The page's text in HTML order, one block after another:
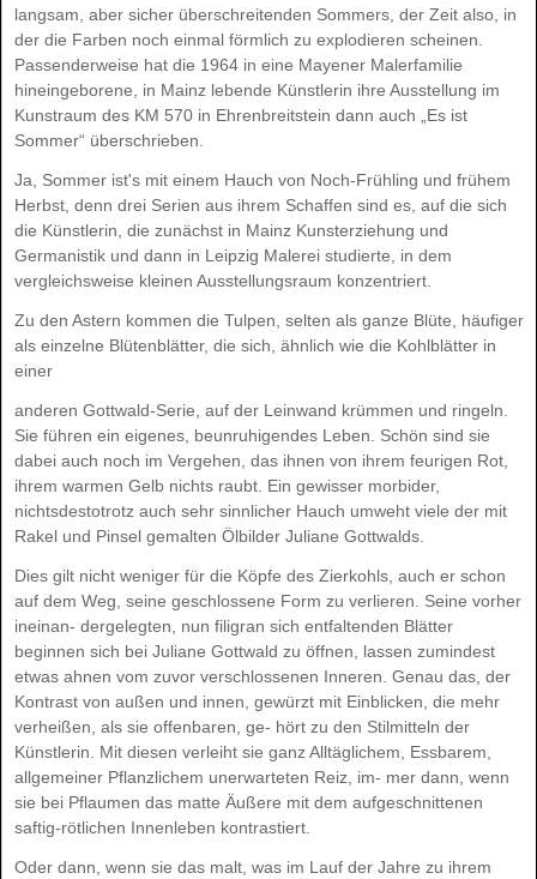
langsam, aber sicher überschreitenden Sommers, der Zeit also, in
der die Farben noch einmal förmlich zu explodieren scheinen.
Passenderweise hat die 1964 in eine Mayener Malerfamilie
hineingeborene, in Mainz lebende Künstlerin ihre Ausstellung im
Kunstraum des KM 570 in Ehrenbreitstein dann auch „Es ist
Sommer“ überschrieben.
Ja, Sommer ist's mit einem Hauch von Noch-Frühling und frühem
Herbst, denn drei Serien aus ihrem Schaffen sind es, auf die sich
die Künstlerin, die zunächst in Mainz Kunsterziehung und
Germanistik und dann in Leipzig Malerei studierte, in dem
vergleichsweise kleinen Ausstellungsraum konzentriert.
Zu den Astern kommen die Tulpen, selten als ganze Blüte, häufiger
als einzelne Blütenblätter, die sich, ähnlich wie die Kohlblätter in
einer
anderen Gottwald-Serie, auf der Leinwand krümmen und ringeln.
Sie führen ein eigenes, beunruhigendes Leben. Schön sind sie
dabei auch noch im Vergehen, das ihnen von ihrem feurigen Rot,
ihrem warmen Gelb nichts raubt. Ein gewisser morbider,
nichtsdestotrotz auch sehr sinnlicher Hauch umweht viele der mit
Rakel und Pinsel gemalten Ölbilder Juliane Gottwalds.
Dies gilt nicht weniger für die Köpfe des Zierkohls, auch er schon
auf dem Weg, seine geschlossene Form zu verlieren. Seine vorher
ineinan‐ dergelegten, nun filigran sich entfaltenden Blätter
beginnen sich bei Juliane Gottwald zu öffnen, lassen zumindest
etwas ahnen vom zuvor verschlossenen Inneren. Genau das, der
Kontrast von außen und innen, gewürzt mit Einblicken, die mehr
verheißen, als sie offenbaren, ge‐ hört zu den Stilmitteln der
Künstlerin. Mit diesen verleiht sie ganz Alltäglichem, Essbarem,
allgemeiner Pflanzlichem unerwarteten Reiz, im‐ mer dann, wenn
sie bei Pflaumen das matte Äußere mit dem aufgeschnittenen
saftig-rötlichen Innenleben kontrastiert.
Oder dann, wenn sie das malt, was im Lauf der Jahre zu ihrem